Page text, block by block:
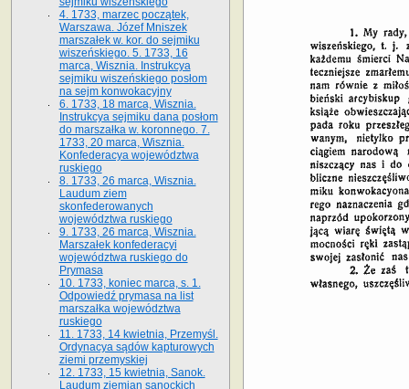
4. 1733, marzec początek,
Warszawa. Józef Mniszek
marszałek w. kor. do sejmiku
wiszeńskiego. 5. 1733, 16
marca, Wisznia. Instrukcya
sejmiku wiszeńskiego posłom
na sejm konwokacyjny
6. 1733, 18 marca, Wisznia.
Instrukcya sejmiku dana posłom
do marszałka w. koronnego. 7.
1733, 20 marca, Wisznia.
Konfederacya województwa
ruskiego
8. 1733, 26 marca, Wisznia.
Laudum ziem
skonfederowanych
województwa ruskiego
9. 1733, 26 marca, Wisznia.
Marszałek konfederacyi
województwa ruskiego do
Prymasa
10. 1733, koniec marca, s. 1.
Odpowiedź prymasa na list
marszałka województwa
ruskiego
11. 1733, 14 kwietnia, Przemyśl.
Ordynacya sądów kapturowych
ziemi przemyskiej
12. 1733, 15 kwietnia, Sanok.
Laudum ziemian sanockich